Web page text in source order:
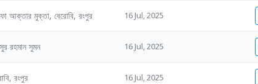
আক্তার মুক্তা, বেরোবি, রংপুর 16 Jul, 2025
রহমান সুমন 16 Jul, 2025
রংপুর 16 Jul, 2025